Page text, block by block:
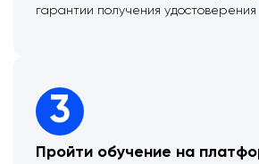
гарантии получения удостоверения
3
Пройти обучение на